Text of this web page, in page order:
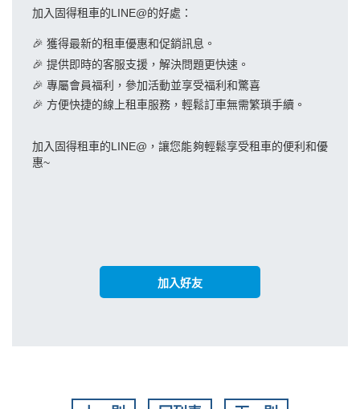
加入固得租車的LINE@的好處：
🎉 獲得最新的租車優惠和促銷訊息。
🎉 提供即時的客服支援，解決問題更快速。
🎉 專屬會員福利，參加活動並享受福利和驚喜
🎉 方便快捷的線上租車服務，輕鬆訂車無需繁瑣手續。
加入固得租車的LINE@，讓您能夠輕鬆享受租車的便利和優
惠~
加入好友